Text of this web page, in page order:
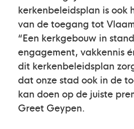
kerkenbeleidsplan is ook
van de toegang tot
“Een kerkgebouw in
engagement, vakkennis
dit kerkenbeleidsplan
dat onze stad ook in de
kan doen op de juiste
Greet Geypen.